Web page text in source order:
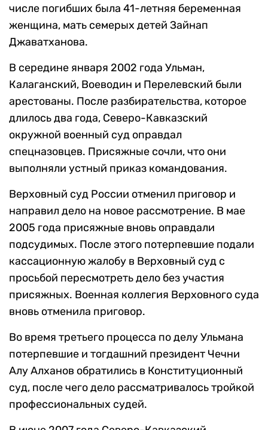
числе погибших была 41-летняя беременная
женщина, мать семерых детей Зайнап
Джаватханова.
В середине января 2002 года Ульман,
Калаганский, Воеводин и Перелевский были
арестованы. После разбирательства, которое
длилось два года, Северо-Кавказский
окружной военный суд оправдал
спецназовцев. Присяжные сочли, что они
выполняли устный приказ командования.
Верховный суд России отменил приговор и
направил дело на новое рассмотрение. В мае
2005 года присяжные вновь оправдали
подсудимых. После этого потерпевшие подали
кассационную жалобу в Верховный суд с
просьбой пересмотреть дело без участия
присяжных. Военная коллегия Верховного суда
вновь отменила приговор.
Во время третьего процесса по делу Ульмана
потерпевшие и тогдашний президент Чечни
Алу Алханов обратились в Конституционный
суд, после чего дело рассматривалось тройкой
профессиональных судей.